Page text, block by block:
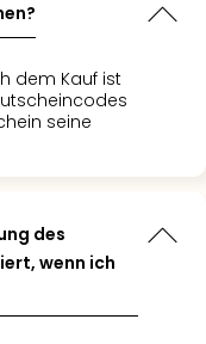
dem Kauf ist
seine
des
wenn ich